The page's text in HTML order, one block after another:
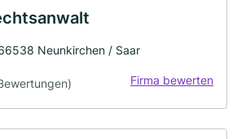
Neunkirchen / Saar
Firma bewerten